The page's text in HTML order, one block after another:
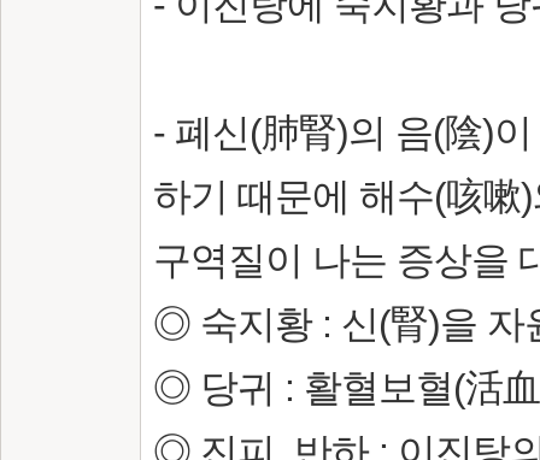
- 폐신(肺腎)의 음(陰)
하기 때문에 해수(咳嗽
구역질이 나는 증상을
◎ 숙지황 : 신(腎)을 자
◎ 당귀 : 활혈보혈(活